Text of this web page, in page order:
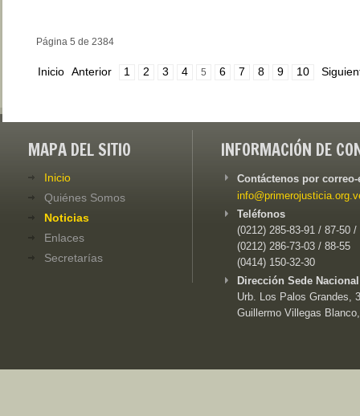
Página 5 de 2384
Inicio Anterior 1 2 3 4 5 6 7 8 9 10
MAPA DEL SITIO
Inicio
Quiénes Somos
Noticias
Enlaces
Secretarías
INFORMACIÓN DE
Contáctenos por
Teléfonos
(0212) 285-83-91 / 87-50 /
(0212) 286-73-03 / 88-55
(0414) 150-32-30
Dirección Sede
Urb. Los Palos Grandes,
Guillermo Villegas